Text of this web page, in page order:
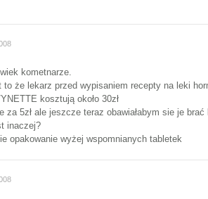
kometnarze.
że lekarz przed wypisaniem recepty na leki
kosztują około 30zł
za 5zł ale jeszcze teraz obawiałabym sie je
inaczej?
opakowanie wyżej wspomnianych tabletek